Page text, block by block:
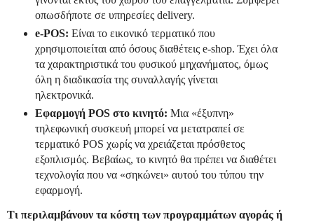
οπωσδήποτε σε υπηρεσίες delivery.
e-POS: Είναι το εικονικό τερματικό που
χρησιμοποιείται από όσους διαθέτεις e-shop. Έχει όλα
τα χαρακτηριστικά του φυσικού μηχανήματος, όμως
όλη η διαδικασία της συναλλαγής γίνεται
ηλεκτρονικά.
Εφαρμογή POSστο κινητό: Μια «έξυπνη»
τηλεφωνική συσκευή μπορεί να μετατραπεί σε
τερματικό POS χωρίς να χρειάζεται πρόσθετος
εξοπλισμός. Βεβαίως, το κινητό θα πρέπει να διαθέτει
τεχνολογία που να «σηκώνει» αυτού του τύπου την
εφαρμογή.
Τι περιλαμβάνουν τα κόστη των προγραμμάτων αγοράς ή